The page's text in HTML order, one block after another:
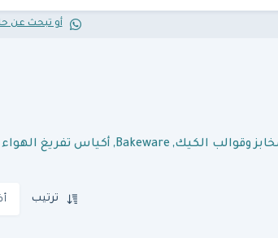
أو تبحث عن
وقوالب الكيك,
Bakeware
, أكياس تفريغ
ترتيب